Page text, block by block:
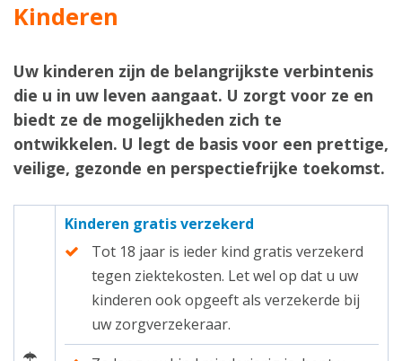
Kinderen
Uw kinderen zijn de belangrijkste verbintenis
die u in uw leven aangaat. U zorgt voor ze en
biedt ze de mogelijkheden zich te
ontwikkelen. U legt de basis voor een prettige,
veilige, gezonde en perspectiefrijke toekomst.
Kinderen gratis verzekerd
Tot 18 jaar is ieder kind gratis verzekerd
tegen ziektekosten. Let wel op dat u uw
kinderen ook opgeeft als verzekerde bij
uw zorgverzekeraar.